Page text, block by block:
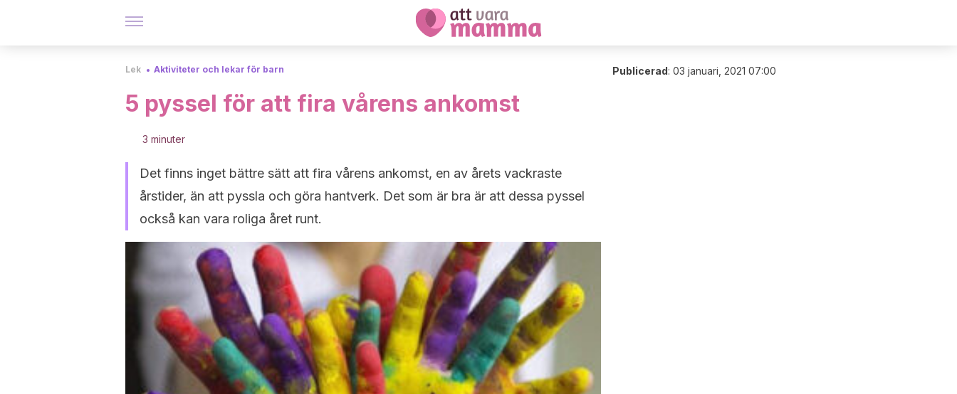
Lek Aktiviteter och lekar för barn
5 pyssel för att fira vårens ankomst
3 minuter
Det finns inget bättre sätt att fira vårens ankomst, en av årets vackraste
årstider, än att pyssla och göra hantverk. Det som är bra är att dessa pyssel
också kan vara roliga året runt.
Publicerad: 03 januari, 2021 07:00